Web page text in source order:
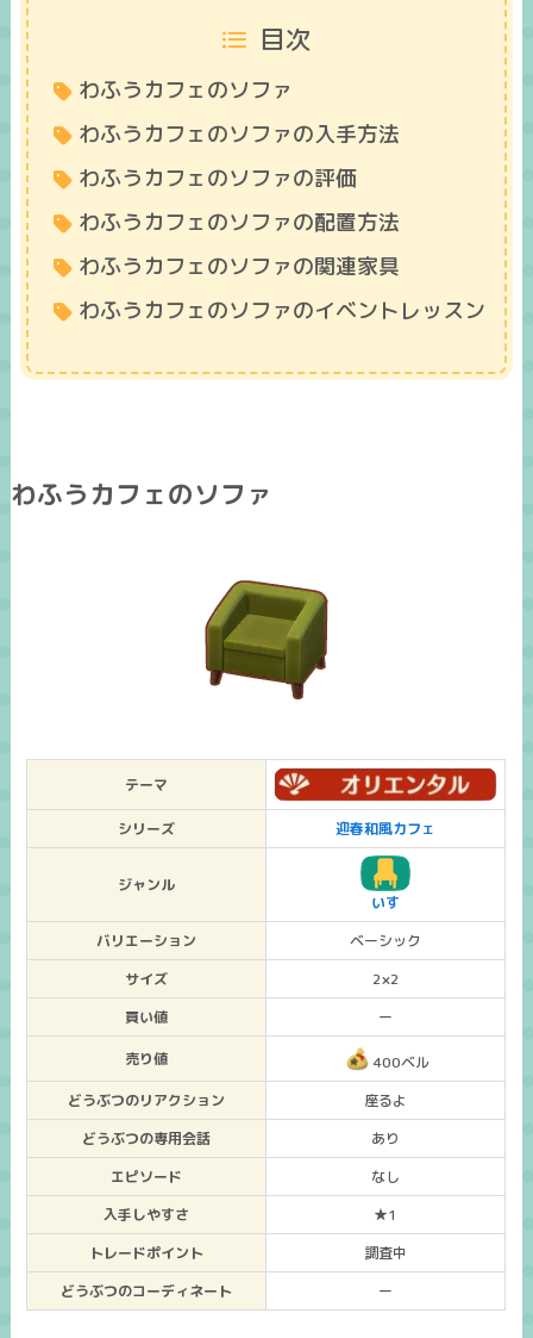
目次
わふうカフェのソファ
わふうカフェのソファの入手方法
わふうカフェのソファの評価
わふうカフェのソファの配置方法
わふうカフェのソファの関連家具
わふうカフェのソファのイベントレッスン
わふうカフェのソファ
テーマ
シリーズ 迎春和風カフェ
ジャンル
いす
バリエーション
ベーシック
サイズ
2×2
買い値
ー
売り値
400ベル
どうぶつのリアクション
座るよ
どうぶつの専用会話
あり
エピソード
なし
入手しやすさ
★1
トレードポイント
調査中
どうぶつのコーディネート
ー